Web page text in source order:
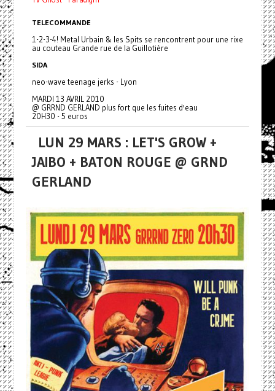
TELECOMMANDE
1-2-3-4! Metal Urbain & les Spits se rencontrent pour une rixe
au couteau Grande rue de la Guillotière
SIDA
neo-wave teenage jerks - Lyon
MARDI 13 AVRIL 2010
@ GRRND GERLAND plus fort que les fuites d'eau
20H30 - 5 euros
LUN 29 MARS : LET'S GROW +
JAIBO + BATON ROUGE @ GRND
GERLAND